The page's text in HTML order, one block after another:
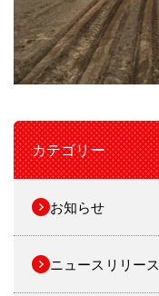
カテゴリー
お知らせ
ニュースリリース